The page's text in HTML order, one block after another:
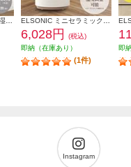
6,028円
(税込)
即納（在庫あり）
(1件)
即
Instagram